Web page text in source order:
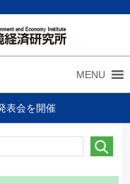
MENU
表会を開催